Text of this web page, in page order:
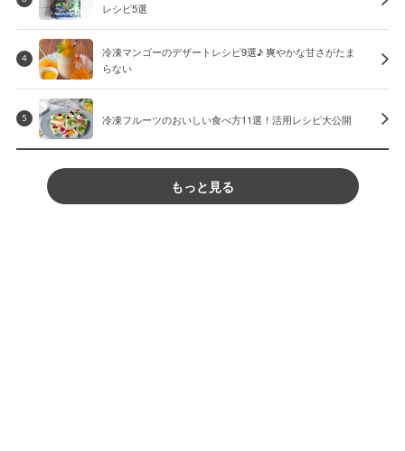
レシピ5選
4
冷凍マンゴーのデザートレシピ9選♪ 爽やかな甘さがたま
らない
5 冷凍フルーツのおいしい食べ方11選！活用レシピ大公開
もっと見る